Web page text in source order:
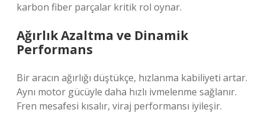
karbon fiber parçalar kritik rol oynar.
Ağırlık Azaltma ve Dinamik
Performans
Bir aracın ağırlığı düştükçe, hızlanma kabiliyeti artar.
Aynı motor gücüyle daha hızlı ivmelenme sağlanır.
Fren mesafesi kısalır, viraj performansı iyileşir.